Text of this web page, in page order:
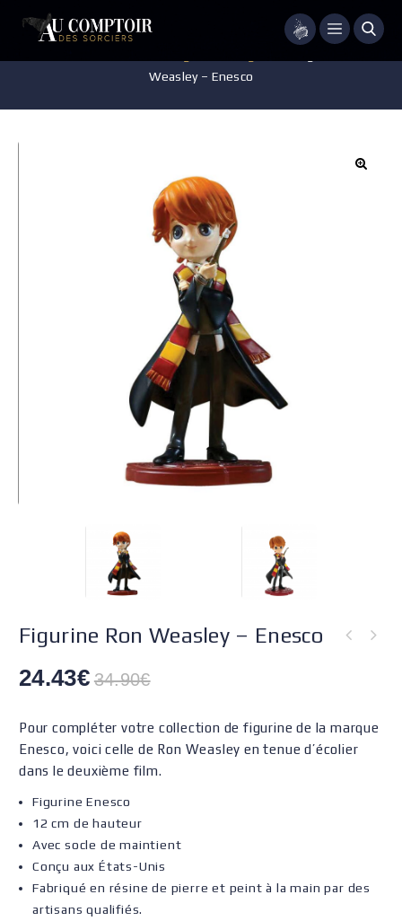
Menu
Weasley – Enesco
Figurine Ron Weasley – Enesco
34.90€
24.43€
Pour compléter votre collection de figurine de la marque
Enesco, voici celle de Ron Weasley en tenue d’écolier
dans le deuxième film.
Figurine Enesco
12 cm de hauteur
Avec socle de maintient
Conçu aux États-Unis
Fabriqué en résine de pierre et peint à la main par des
artisans qualifiés.